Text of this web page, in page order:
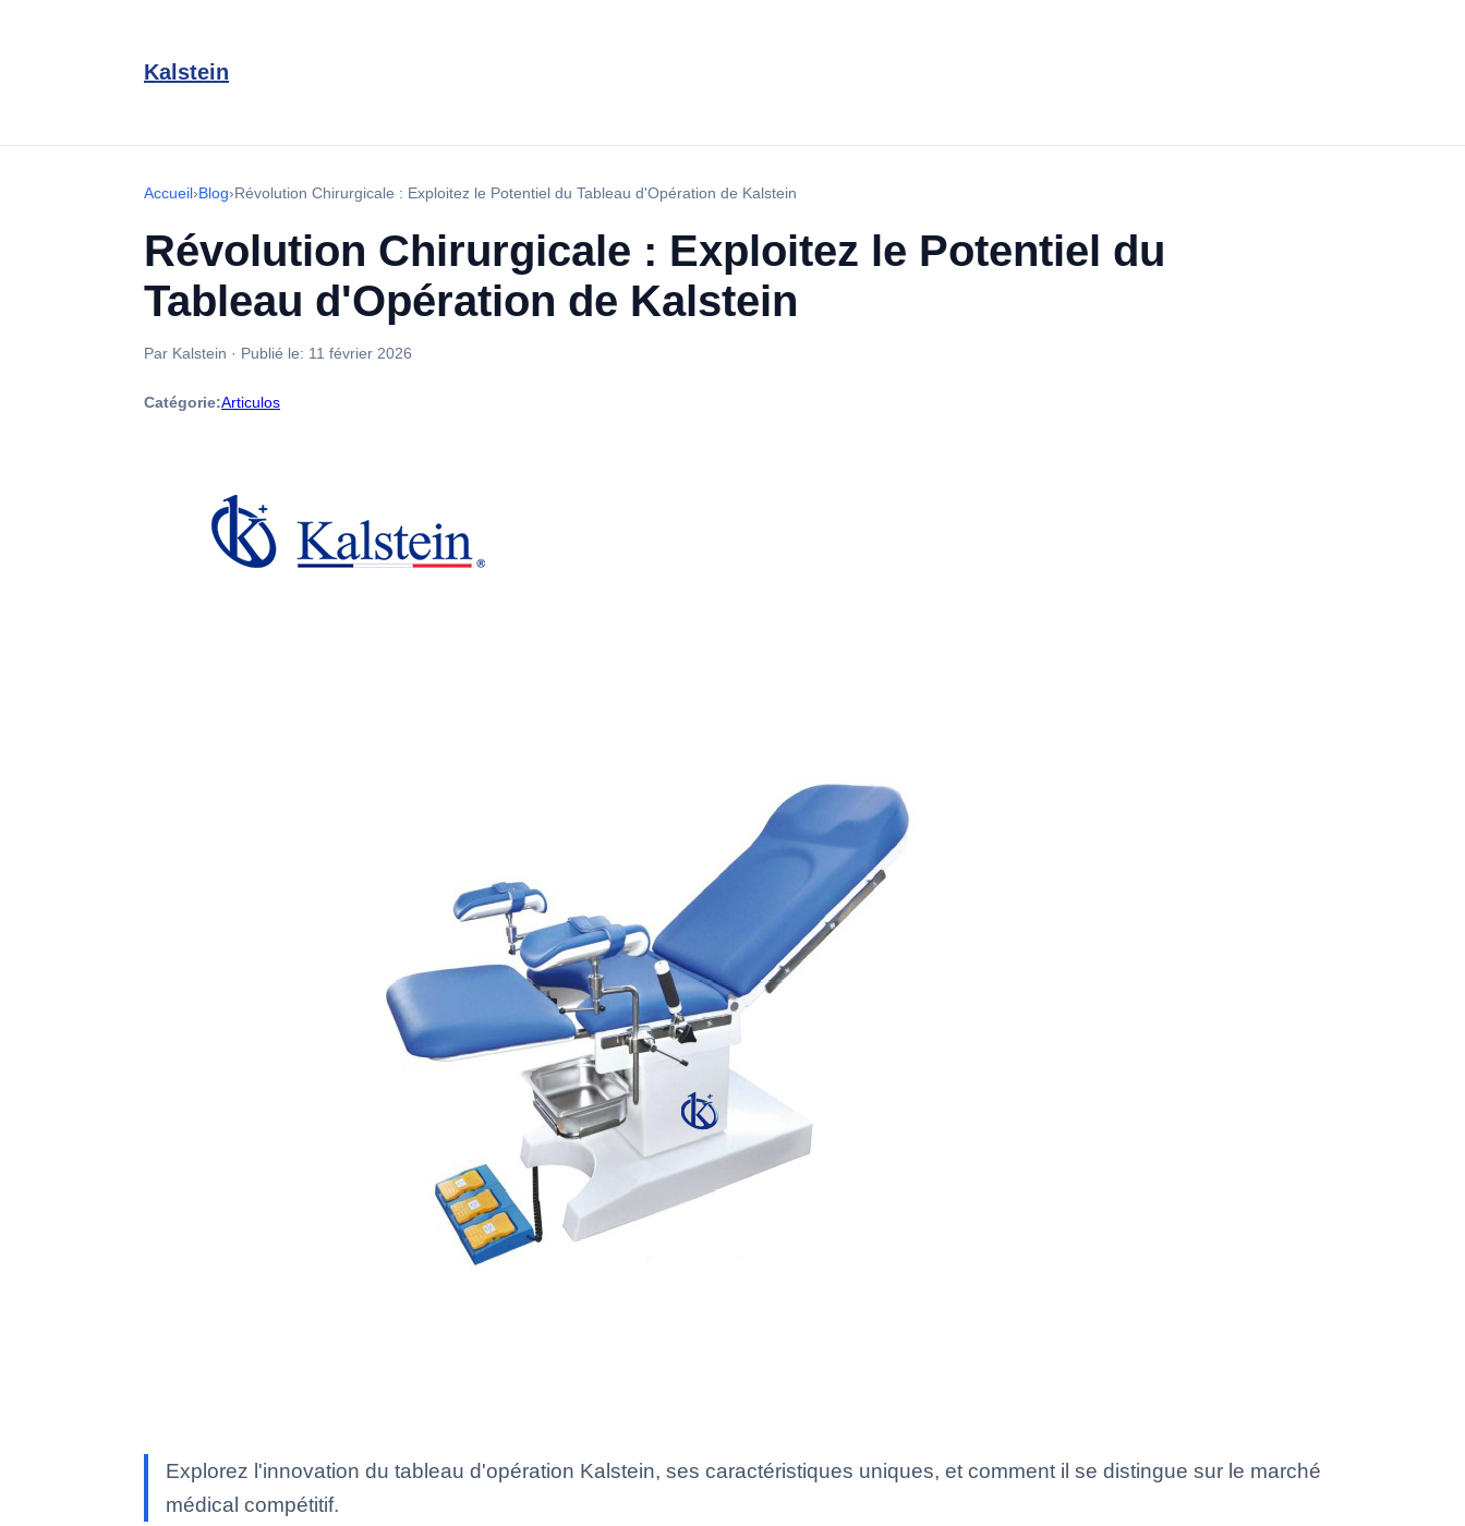
Kalstein
Accueil›Blog›Révolution Chirurgicale : Exploitez le Potentiel du Tableau d'Opération de Kalstein
Révolution Chirurgicale : Exploitez le Potentiel du
Tableau d'Opération de Kalstein
Par Kalstein · Publié le: 11 février 2026
Catégorie:Articulos
Explorez l'innovation du tableau d'opération Kalstein, ses caractéristiques uniques, et comment il se distingue sur le marché
médical compétitif.